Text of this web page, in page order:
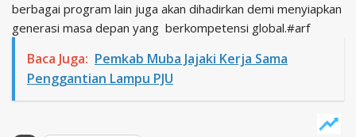
berbagai program lain juga akan dihadirkan demi menyiapkan
generasi masa depan yang berkompetensi global.#arf
Baca Juga: Pemkab Muba Jajaki Kerja Sama
Penggantian Lampu PJU